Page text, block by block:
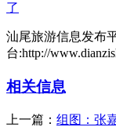
了
汕尾旅游信息发布
台:http://
相关信息
上一篇： 组图：张